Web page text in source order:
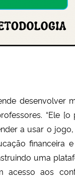
desenvolver
“Ele
a usar o
financeira
uma
acesso aos